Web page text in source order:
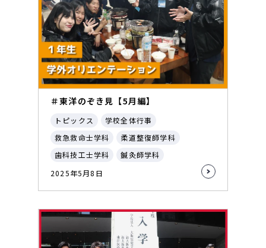
＃東洋のぞき見【5月編】
トピックス
学校全体行事
救急救命士学科
柔道整復師学科
歯科技工士学科
鍼灸師学科
2025年5月8日